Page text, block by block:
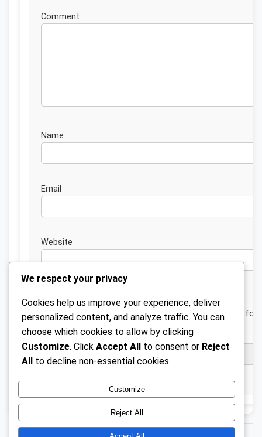
Website
Save my name, email, and website in this browser for
next time I comment.
We respect your privacy
Cookies help us improve your experience, deliver
personalized content, and analyze traffic. You can
choose which cookies to allow by clicking
Customize. Click Accept All to consent or Reject
All to decline non-essential cookies.
Customize
Reject All